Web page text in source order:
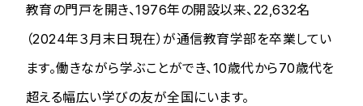
教育の門戸を開き、1976年の開設以来、22,632名
（2024年３月末日現在）が通信教育学部を卒業してい
ます。働きながら学ぶことができ、10歳代から70歳代を
超える幅広い学びの友が全国にいます。